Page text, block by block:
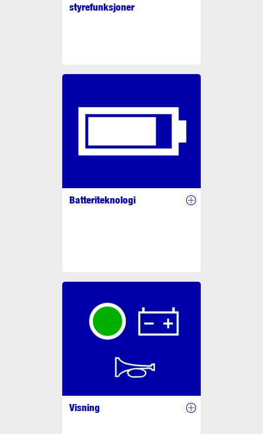
styrefunksjoner
Batteriteknologi
Visning